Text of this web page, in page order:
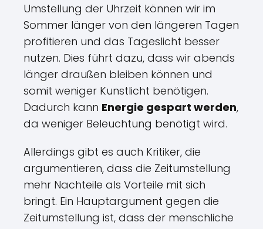
Umstellung der Uhrzeit können wir im
Sommer länger von den längeren Tagen
profitieren und das Tageslicht besser
nutzen. Dies führt dazu, dass wir abends
länger draußen bleiben können und
somit weniger Kunstlicht benötigen.
Dadurch kann Energie gespart werden,
da weniger Beleuchtung benötigt wird.
Allerdings gibt es auch Kritiker, die
argumentieren, dass die Zeitumstellung
mehr Nachteile als Vorteile mit sich
bringt. Ein Hauptargument gegen die
Zeitumstellung ist, dass der menschliche